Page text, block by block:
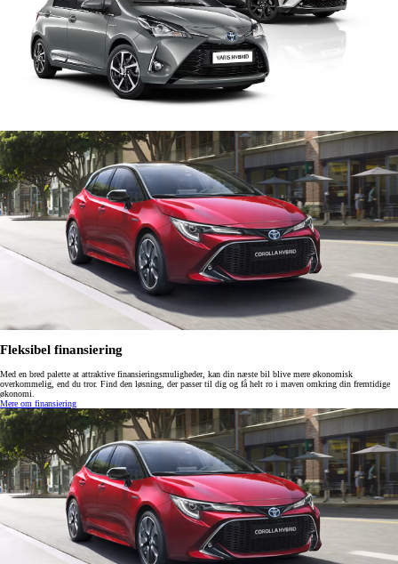
Fleksibel finansiering
Med en bred palette at attraktive finansieringsmuligheder, kan din næste bil blive mere økonomisk
overkommelig, end du tror. Find den løsning, der passer til dig og få helt ro i maven omkring din fremtidige
økonomi.
Mere om finansiering